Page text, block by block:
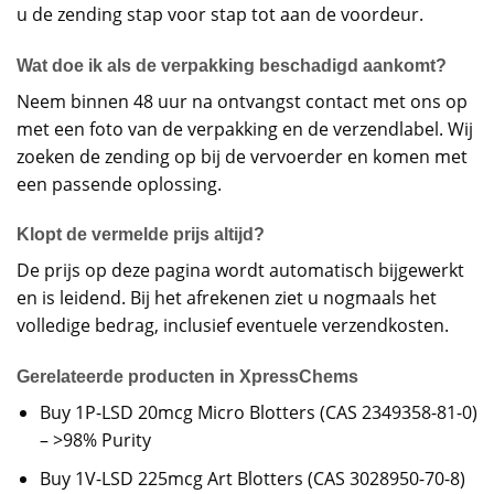
u de zending stap voor stap tot aan de voordeur.
Wat doe ik als de verpakking beschadigd aankomt?
Neem binnen 48 uur na ontvangst contact met ons op
met een foto van de verpakking en de verzendlabel. Wij
zoeken de zending op bij de vervoerder en komen met
een passende oplossing.
Klopt de vermelde prijs altijd?
De prijs op deze pagina wordt automatisch bijgewerkt
en is leidend. Bij het afrekenen ziet u nogmaals het
volledige bedrag, inclusief eventuele verzendkosten.
Gerelateerde producten in XpressChems
Buy 1P-LSD 20mcg Micro Blotters (CAS 2349358-81-0)
– >98% Purity
Buy 1V-LSD 225mcg Art Blotters (CAS 3028950-70-8)